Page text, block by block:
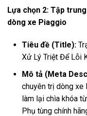
Lựa chọn 2: Tập
dòng xe Piaggio
Tiêu đề (Title):
Xử Lý Triệt Để Lỗi
Mô tả (Meta
chuyên trị dòng xe
làm lại chìa khóa
Phụ tùng chính